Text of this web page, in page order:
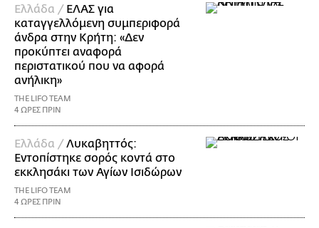
Ελλάδα / ΕΛΑΣ για
καταγγελλόμενη συμπεριφορά
άνδρα στην Κρήτη: «Δεν
προκύπτει αναφορά
περιστατικού που να αφορά
ανήλικη»
THE LIFO TEAM
4 ΩΡΕΣ ΠΡΙΝ
Ελλάδα /Λυκαβηττός:
Εντοπίστηκε σορός κοντά στο
εκκλησάκι των Αγίων Ισιδώρων
THE LIFO TEAM
4 ΩΡΕΣ ΠΡΙΝ